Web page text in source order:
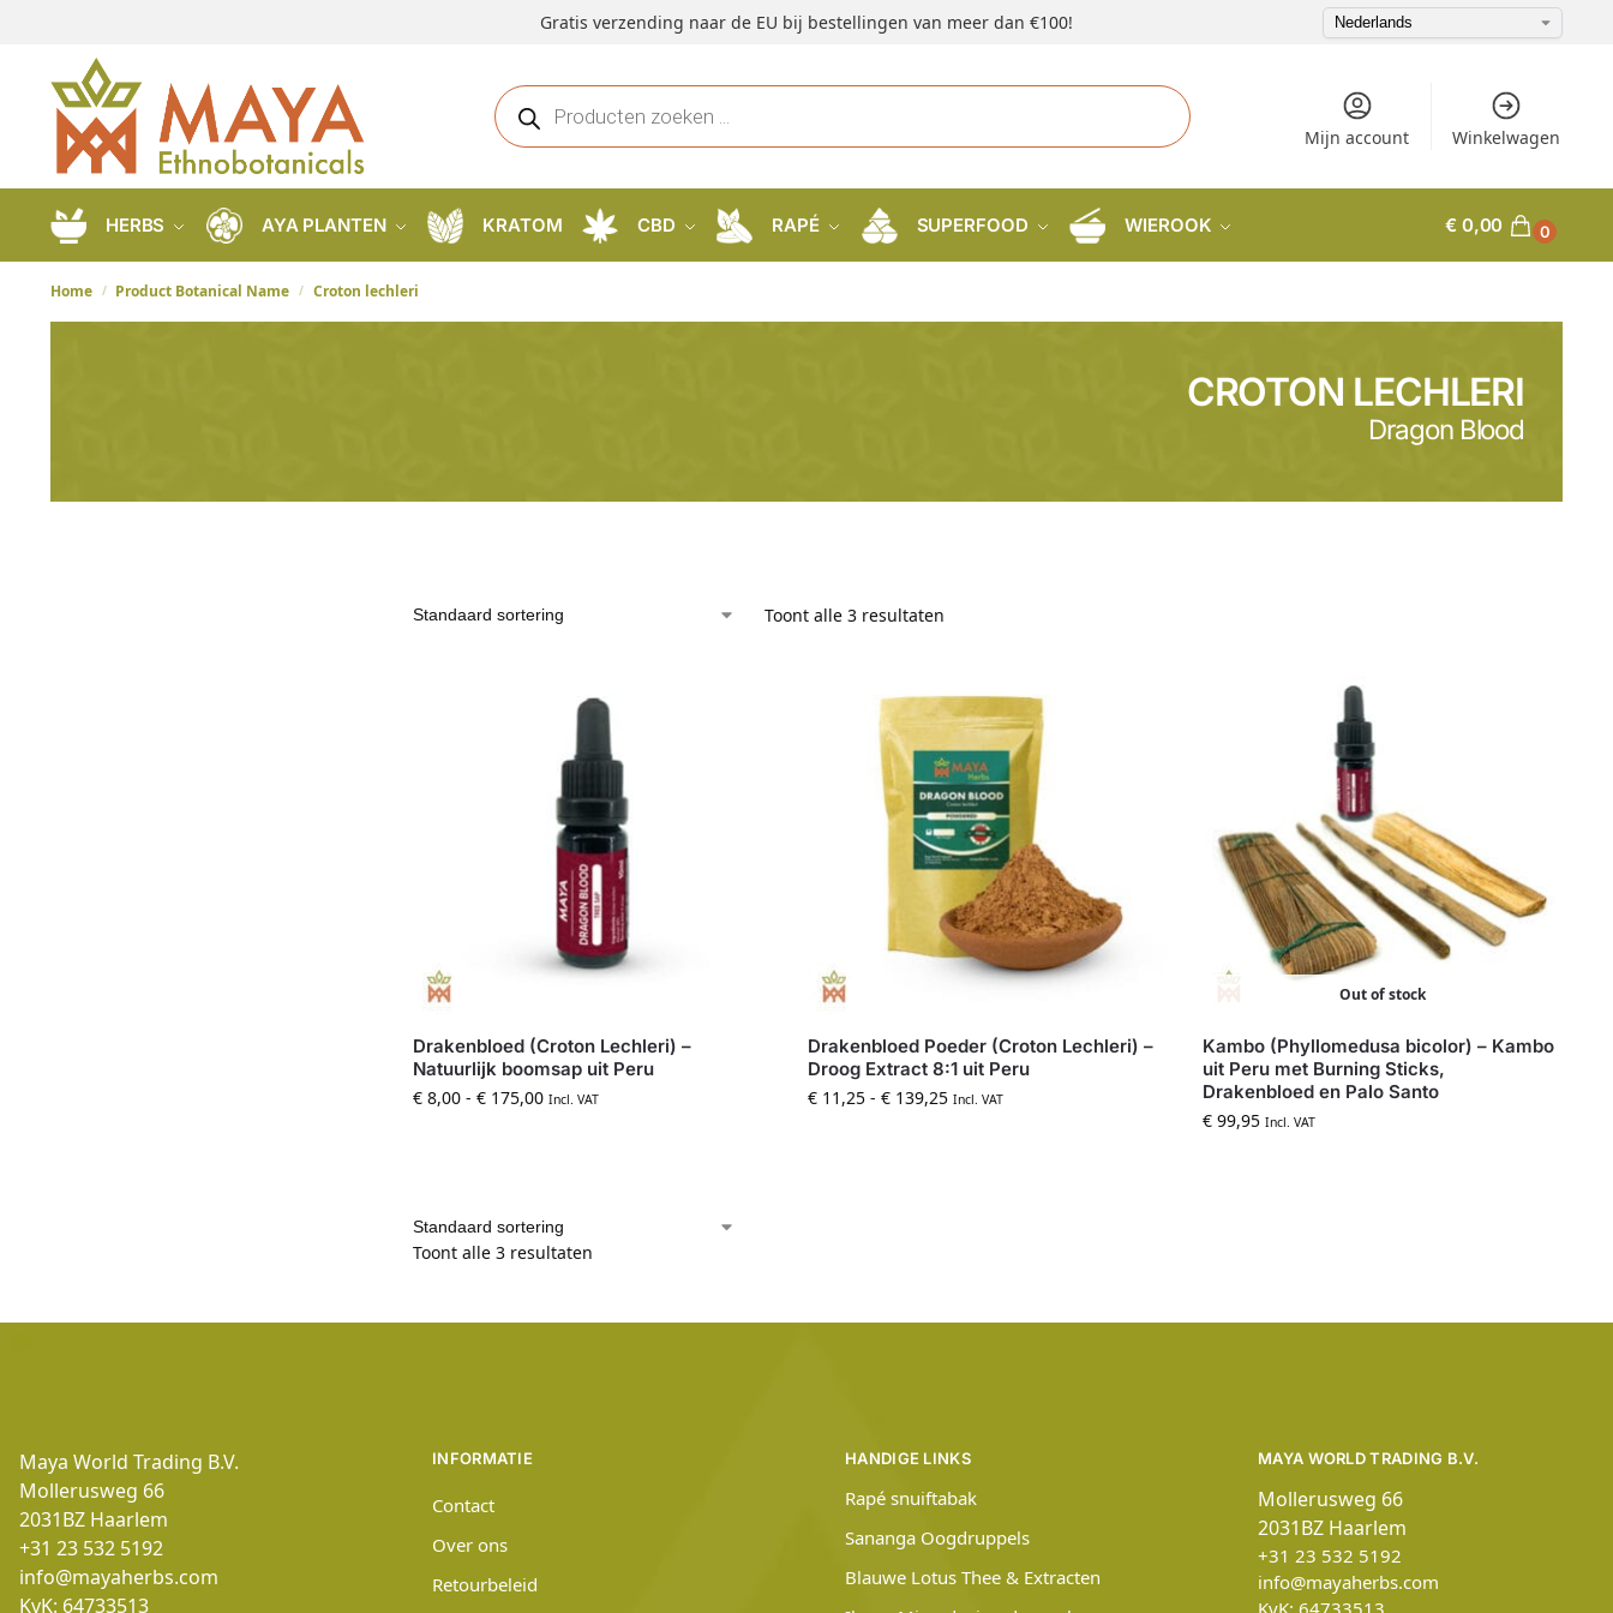
Gratis verzending naar de EU bij bestellingen van meer dan €100!
Mijn account Winkelwagen
HERBS AYA PLANTEN KRATOM CBD RAPÉ SUPERFOOD WIEROOK € 0,00 0
Home / Product Botanical Name / Croton lechleri
CROTON LECHLERI
Dragon Blood
Toont alle 3 resultaten
Drakenbloed (Croton Lechleri) –
Natuurlijk boomsap uit Peru
€ 8,00 - € 175,00 Incl. VAT
Drakenbloed Poeder (Croton Lechleri) –
Droog Extract 8:1 uit Peru
€ 11,25 - € 139,25 Incl. VAT
Out of stock
Kambo (Phyllomedusa bicolor) – Kambo
uit Peru met Burning Sticks,
Drakenbloed en Palo Santo
€ 99,95 Incl. VAT
Toont alle 3 resultaten
Maya World Trading B.V.
Mollerusweg 66
2031BZ Haarlem
+31 23 532 5192
info@mayaherbs.com
KvK: 64733513
INFORMATIE
Contact
Over ons
Retourbeleid
HANDIGE LINKS
Rapé snuiftabak
Sananga Oogdruppels
Blauwe Lotus Thee & Extracten
MAYA WORLD TRADING B.V.
Mollerusweg 66
2031BZ Haarlem
+31 23 532 5192
info@mayaherbs.com